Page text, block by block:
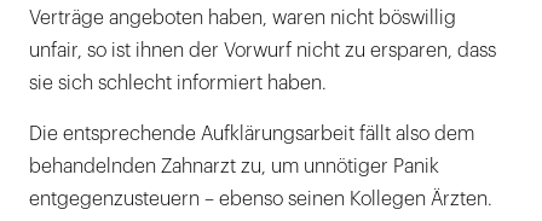
Verträge angeboten haben, waren nicht böswillig
unfair, so ist ihnen der Vorwurf nicht zu ersparen, dass
sie sich schlecht informiert haben.
Die entsprechende Aufklärungsarbeit fällt also dem
behandelnden Zahnarzt zu, um unnötiger Panik
entgegenzusteuern – ebenso seinen Kollegen Ärzten.